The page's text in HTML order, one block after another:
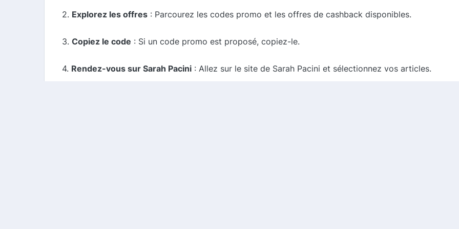
2. Explorez les offres : Parcourez les codes promo et les offres de cashback disponibles.
3. Copiez le code : Si un code promo est proposé, copiez-le.
4. Rendez-vous sur Sarah Pacini : Allez sur le site de Sarah Pacini et sélectionnez vos articles.